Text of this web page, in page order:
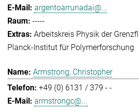
argentoarrunadai@...
-----
Arbeitskreis Physik der
Planck-Institut für Polymerforschung
Armstrong, Christopher
+49 (0) 6131 / 379 - -
armstrongc@...